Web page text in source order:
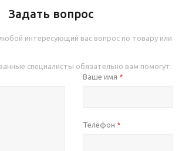
Задать вопрос
интересующий вас вопрос по товару или
специалисты обязательно вам помогут.
Ваше имя *
Телефон *